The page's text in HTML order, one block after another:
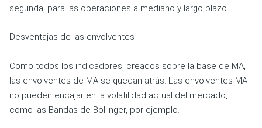
segunda, para las operaciones a mediano y largo plazo.
Desventajas de las envolventes
Como todos los indicadores, creados sobre la base de MA,
las envolventes de MA se quedan atrás. Las envolventes MA
no pueden encajar en la volatilidad actual del mercado,
como las Bandas de Bollinger, por ejemplo.